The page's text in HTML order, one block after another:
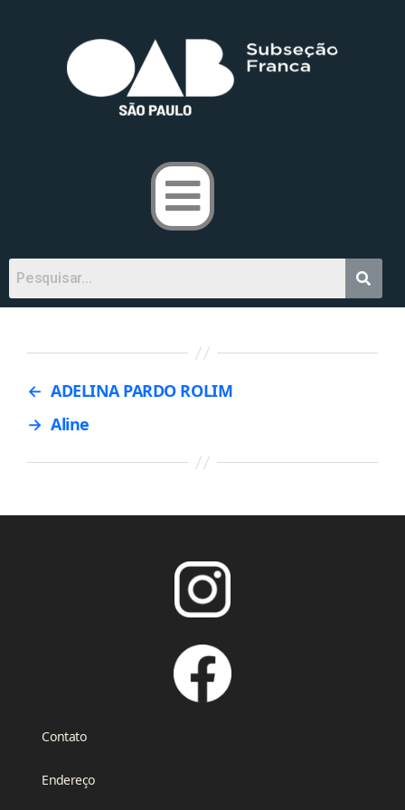
← ADELINA PARDO ROLIM
→ Aline
Contato
Endereço